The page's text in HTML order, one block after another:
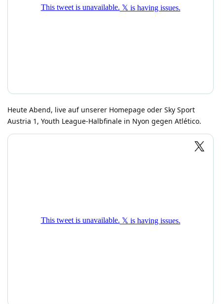
Heute Abend, live auf unserer Homepage oder Sky Sport
Austria 1, Youth League-Halbfinale in Nyon gegen Atlético.